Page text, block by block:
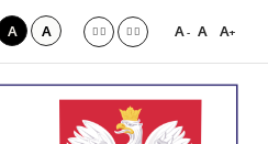
A A A- A A+